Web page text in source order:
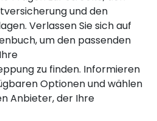
und den
Verlassen Sie sich auf
um den passenden
zu finden. Informieren
Optionen und wählen
Anbieter, der Ihre